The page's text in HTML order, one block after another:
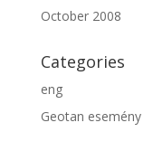
October 2008
Categories
eng
Geotan esemény